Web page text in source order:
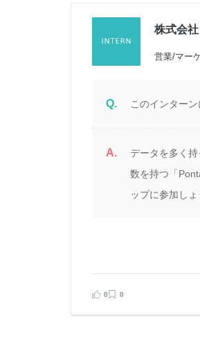
株式会
営業/マー
Q. このインター
A.
データを多く
数を持つ「
ップに参加しょ
0 0